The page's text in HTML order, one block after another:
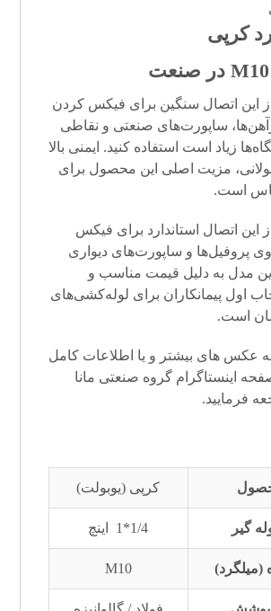
کرپی
این اتصال سنگین برای فیکس کردن
ساپورت‌های صنعتی و نقاطی
زیاد است استفاده کنید. ایمنی بالا
مزیت اصلی این محصول برای
است.
این اتصال استاندارد برای فیکس
پروفیل‌ها و ساپورت‌های دیواری
این مدل به دلیل قیمت مناسب و
اول پیمانکاران برای لوله‌کشی‌های
است.
عکس های بیشتر و یا اطلاعات کامل
صفحه اینستاگرام گروه صنعتی مانا
فرمایید.
کرپی (یوبولت)
گیر 1/4*1 اینچ
(میلگرد) M10